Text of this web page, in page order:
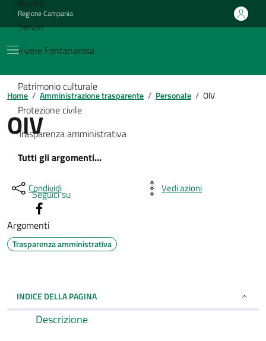
Regione Campania
Novità
Servizi
Vivere Fontanarosa
Patrimonio culturale
Protezione civile
Trasparenza amministrativa
Tutti gli argomenti...
Seguici su
Home / Amministrazione trasparente / Personale / OIV
OIV
Condividi Vedi azioni
Argomenti
Trasparenza amministrativa
INDICE DELLA PAGINA
Descrizione